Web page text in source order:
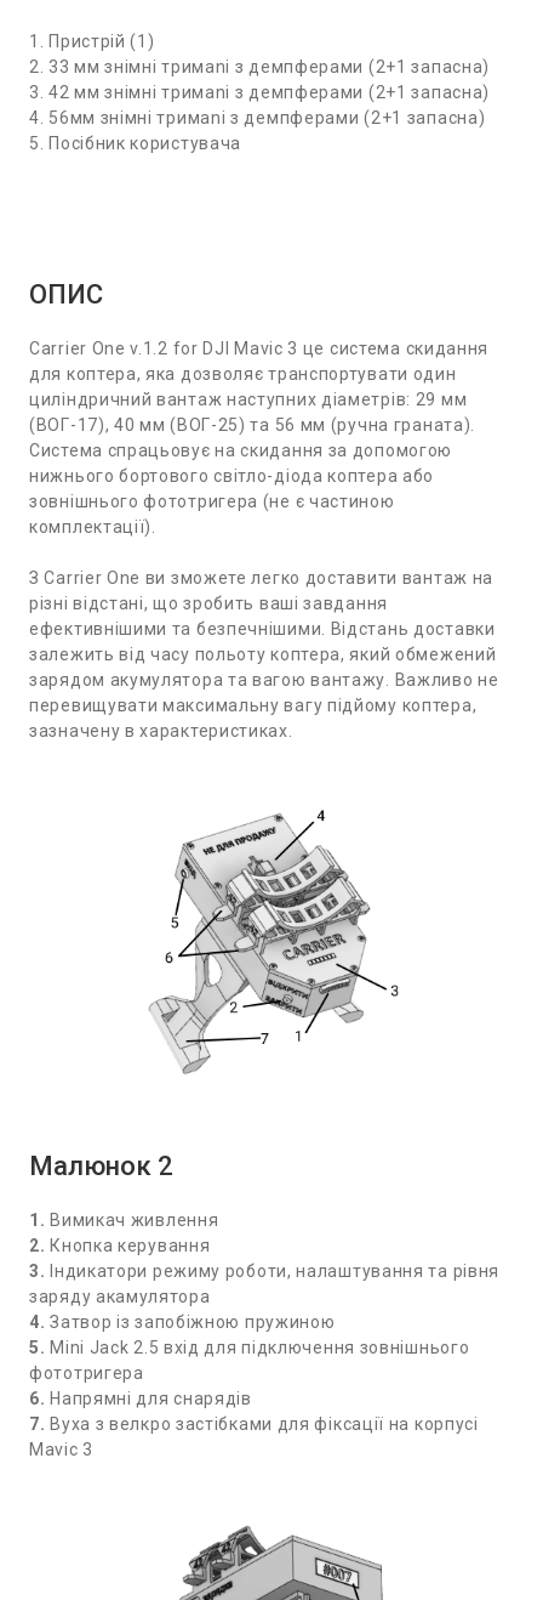
1. Пристрій (1)
2. 33 мм знімні тримаnі з демпферами (2+1 запасна)
3. 42 мм знімні тримаnі з демпферами (2+1 запасна)
4. 56мм знімні тримаnі з демпферами (2+1 запасна)
5. Посібник користувача
ОПИС
Carrier One v.1.2 for DJI Mavic 3 це система скидання
для коптера, яка дозволяє транспортувати один
циліндричний вантаж наступних діаметрів: 29 мм
(ВОГ-17), 40 мм (ВОГ-25) та 56 мм (ручна граната).
Система спрацьовує на скидання за допомогою
нижнього бортового світло-діода коптера або
зовнішнього фототригера (не є частиною
комплектації).
З Carrier One ви зможете легко доставити вантаж на
різні відстані, що зробить ваші завдання
ефективнішими та безпечнішими. Відстань доставки
залежить від часу польоту коптера, який обмежений
зарядом акумулятора та вагою вантажу. Важливо не
перевищувати максимальну вагу підйому коптера,
зазначену в характеристиках.
Малюнок 2
1. Вимикач живлення
2. Кнопка керування
3. Індикатори режиму роботи, налаштування та рівня
заряду акамулятора
4. Затвор із запобіжною пружиною
5. Mini Jack 2.5 вхід для підключення зовнішнього
фототригера
6. Напрямні для снарядів
7. Вуха з велкро застібками для фіксації на корпусі
Mavic 3